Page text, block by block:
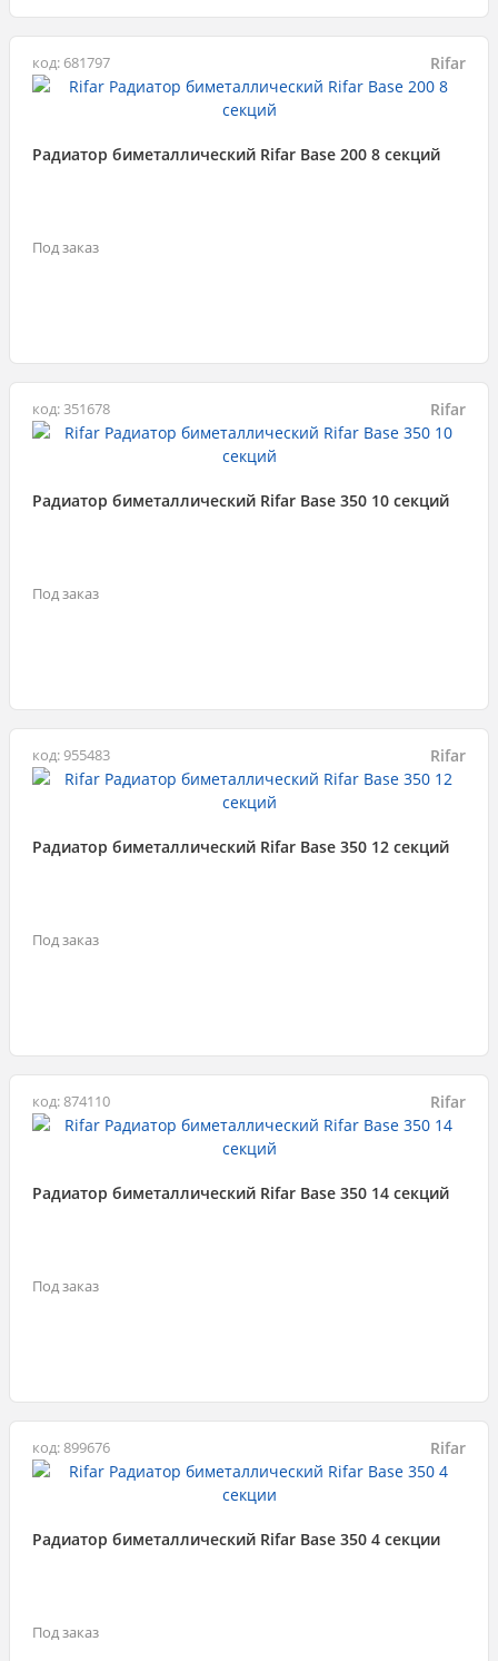
код: 681797 Rifar
Радиатор биметаллический Rifar Base 200 8 секций
Под заказ
код: 351678 Rifar
Радиатор биметаллический Rifar Base 350 10 секций
Под заказ
код: 955483 Rifar
Радиатор биметаллический Rifar Base 350 12 секций
Под заказ
код: 874110 Rifar
Радиатор биметаллический Rifar Base 350 14 секций
Под заказ
код: 899676 Rifar
Радиатор биметаллический Rifar Base 350 4 секции
Под заказ